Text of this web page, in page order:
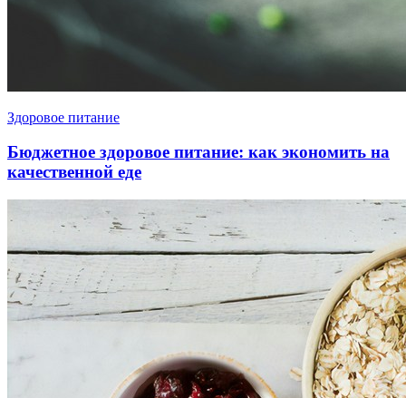
Здоровое питание
Бюджетное здоровое питание: как экономить на
качественной еде